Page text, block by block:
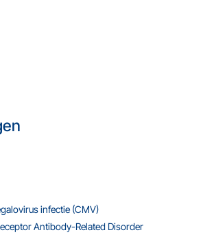
infectie (CMV)
Antibody-Related Disorder